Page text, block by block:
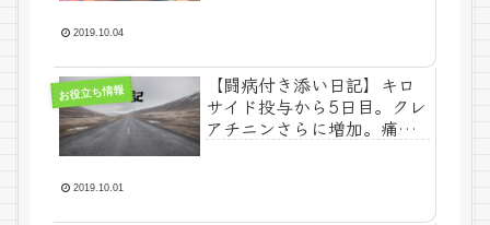
2019.10.04
お役立ち情報
【闘病付き添い日記】キロ
サイド投与から5日目。クレ
アチニンさらに増加。痛み
2019.10.01